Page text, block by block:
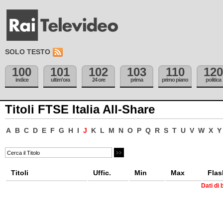
SOLO TESTO
100
indice
101
ultim'ora
102
24 ore
103
prima
110
primo piano
120
politica
Titoli FTSE Italia All-Share
A B C D E F G H I J K L M N O P Q R S T U V W X Y
Titoli Uffic. Min Max
Dati di